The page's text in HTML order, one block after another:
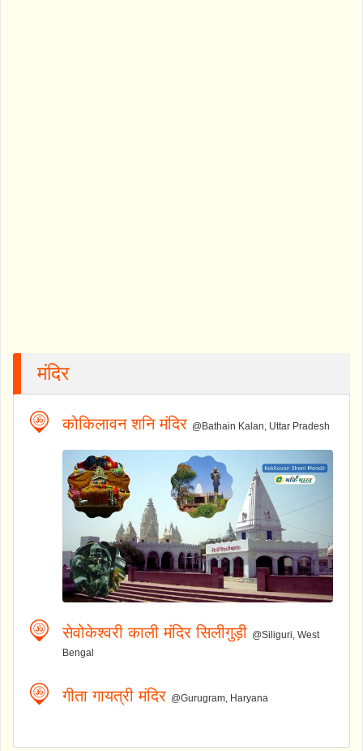
मंदिर
कोकिलावन शनि मंदिर @Bathain Kalan, Uttar Pradesh
सेवोकेश्वरी काली मंदिर सिलीगुड़ी @Siliguri, West
Bengal
गीता गायत्री मंदिर @Gurugram, Haryana